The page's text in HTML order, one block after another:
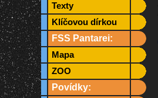
Texty
Klíčovou dírkou
FSS Pantarei:
Mapa
ZOO
Povídky: